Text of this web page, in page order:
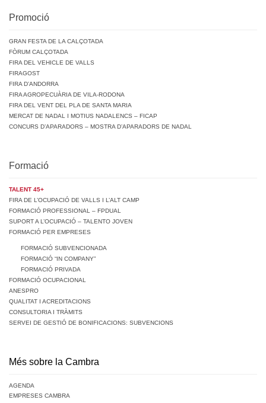
Promoció
GRAN FESTA DE LA CALÇOTADA
FÒRUM CALÇOTADA
FIRA DEL VEHICLE DE VALLS
FIRAGOST
FIRA D’ANDORRA
FIRA AGROPECUÀRIA DE VILA-RODONA
FIRA DEL VENT DEL PLA DE SANTA MARIA
MERCAT DE NADAL I MOTIUS NADALENCS – FICAP
CONCURS D’APARADORS – MOSTRA D’APARADORS DE NADAL
Formació
TALENT 45+
FIRA DE L’OCUPACIÓ DE VALLS I L’ALT CAMP
FORMACIÓ PROFESSIONAL – FPDUAL
SUPORT A L’OCUPACIÓ – TALENTO JOVEN
FORMACIÓ PER EMPRESES
FORMACIÓ SUBVENCIONADA
FORMACIÓ “IN COMPANY”
FORMACIÓ PRIVADA
FORMACIÓ OCUPACIONAL
ANESPRO
QUALITAT I ACREDITACIONS
CONSULTORIA I TRÀMITS
SERVEI DE GESTIÓ DE BONIFICACIONS: SUBVENCIONS
Més sobre la Cambra
AGENDA
EMPRESES CAMBRA